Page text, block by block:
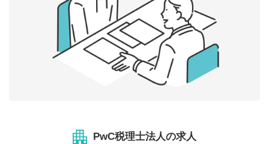
PwC税理士法人の求人